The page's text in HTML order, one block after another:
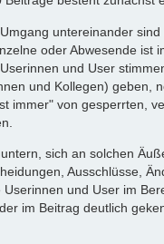
untereinander
oder Abwesende
und User
und Kollegen) geben,
immer" von gesperrten,
sich an solchen
Ausschlüsse,
und User im
im Beitrag deutlich